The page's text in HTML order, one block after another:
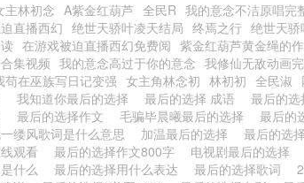
主林初念 A紫金红葫芦 全民R 我的意念不洁原唱完
直播西幻 绝世天骄叶凌天结局 终焉之行 绝世天
在游戏被迫直播西幻免费阅 紫金红葫芦黄金绳的
集视频 我的意念高过于你的意念 我修仙无敌动画
苟在巫族写日记变强 女主角林念初 林初初 全民淑
我知道你最后的选择 最后的选择 成语 最后的
最后的选择作文 毛骗毕晨曦最后的选择 最后的
缕风歌词是什么意思
加温最后的选择 最后的选
观看
最后的选择作文800字 电视剧最后的选择
什么
最后的选择用什么表达 最后的选择歌词